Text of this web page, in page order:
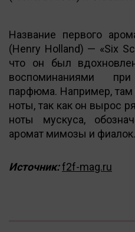
Название первого
(Henry Holland) — «Six
что он был
воспоминаниями
парфюма. Например, там
ноты, так как он вырос
ноты мускуса,
аромат мимозы и фиалок.
Источник:f2f-mag.ru